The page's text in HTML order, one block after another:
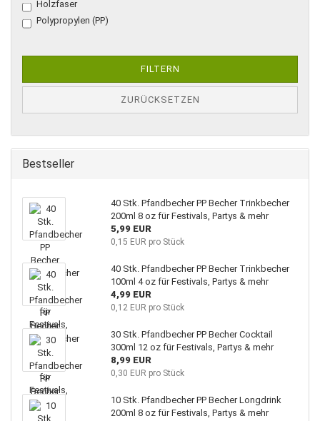
Holzfaser
Polypropylen (PP)
FILTERN
ZURÜCKSETZEN
Bestseller
40 Stk. Pfandbecher PP Becher Trinkbecher
200ml 8 oz für Festivals, Partys & mehr
5,99 EUR
0,15 EUR pro Stück
40 Stk. Pfandbecher PP Becher Trinkbecher
100ml 4 oz für Festivals, Partys & mehr
4,99 EUR
0,12 EUR pro Stück
30 Stk. Pfandbecher PP Becher Cocktail
300ml 12 oz für Festivals, Partys & mehr
8,99 EUR
0,30 EUR pro Stück
10 Stk. Pfandbecher PP Becher Longdrink
200ml 8 oz für Festivals, Partys & mehr